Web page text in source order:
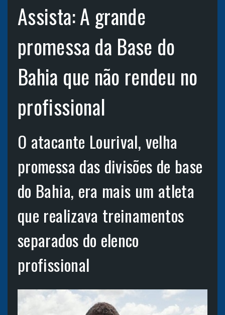
Assista: A grande
promessa da Base do
Bahia que não rendeu no
profissional
O atacante Lourival, velha
promessa das divisões de base
do Bahia, era mais um atleta
que realizava treinamentos
separados do elenco
profissional